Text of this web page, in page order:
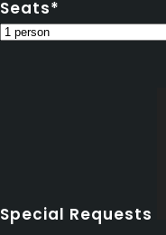
Seats*
Special Requests